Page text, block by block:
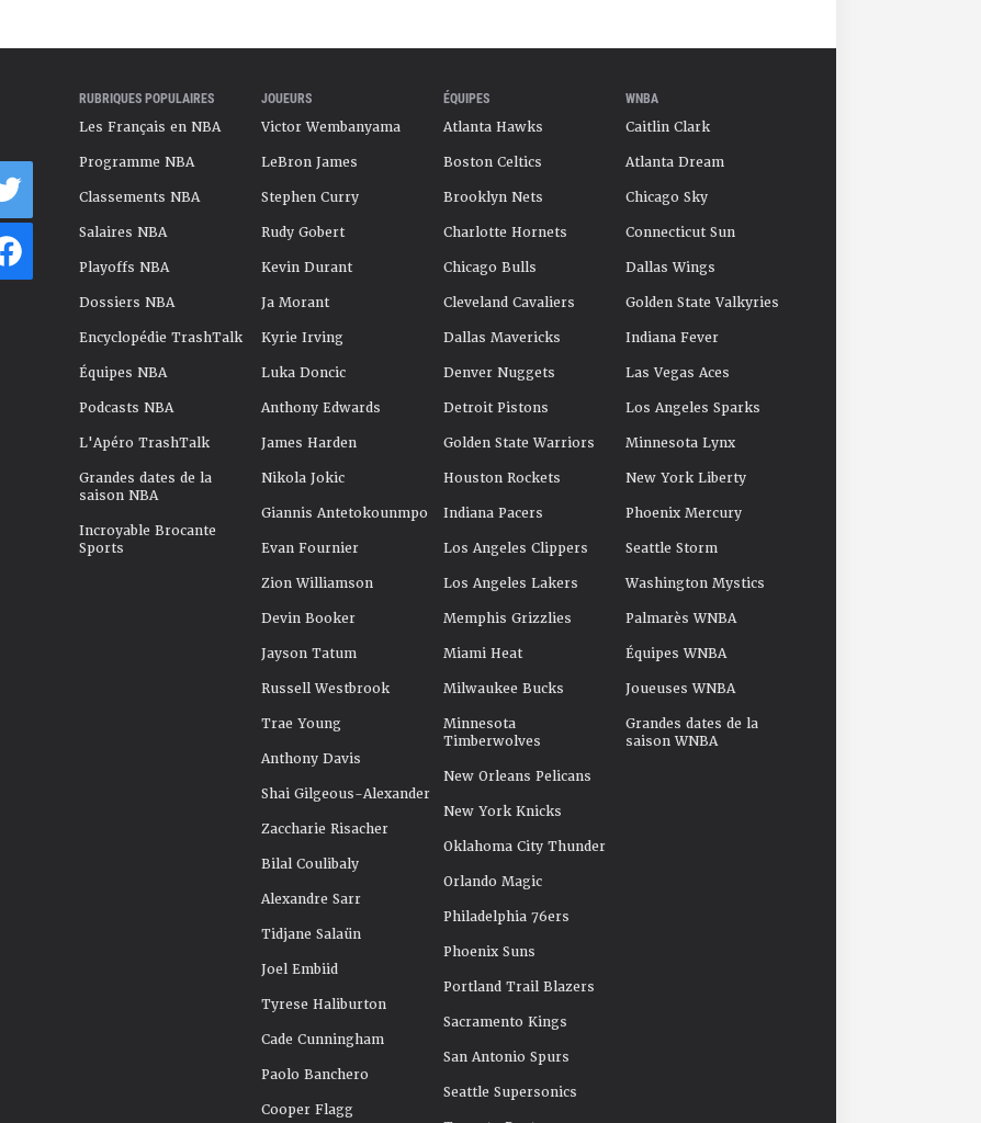
RUBRIQUES POPULAIRES
Les Français en NBA
Programme NBA
Classements NBA
Salaires NBA
Playoffs NBA
Dossiers NBA
Encyclopédie TrashTalk
Équipes NBA
Podcasts NBA
L'Apéro TrashTalk
Grandes dates de la
saison NBA
Incroyable Brocante
Sports
JOUEURS
Victor Wembanyama
LeBron James
Stephen Curry
Rudy Gobert
Kevin Durant
Ja Morant
Kyrie Irving
Luka Doncic
Anthony Edwards
James Harden
Nikola Jokic
Giannis Antetokounmpo
Evan Fournier
Zion Williamson
Devin Booker
Jayson Tatum
Russell Westbrook
Trae Young
Anthony Davis
Shai Gilgeous-Alexander
Zaccharie Risacher
Bilal Coulibaly
Alexandre Sarr
Tidjane Salaün
Joel Embiid
Tyrese Haliburton
Cade Cunningham
Paolo Banchero
Cooper Flagg
ÉQUIPES
Atlanta Hawks
Boston Celtics
Brooklyn Nets
Charlotte Hornets
Chicago Bulls
Cleveland Cavaliers
Dallas Mavericks
Denver Nuggets
Detroit Pistons
Golden State Warriors
Houston Rockets
Indiana Pacers
Los Angeles Clippers
Los Angeles Lakers
Memphis Grizzlies
Miami Heat
Milwaukee Bucks
Minnesota
Timberwolves
New Orleans Pelicans
New York Knicks
Oklahoma City Thunder
Orlando Magic
Philadelphia 76ers
Phoenix Suns
Portland Trail Blazers
Sacramento Kings
San Antonio Spurs
Seattle Supersonics
WNBA
Caitlin Clark
Atlanta Dream
Chicago Sky
Connecticut Sun
Dallas Wings
Golden State Valkyries
Indiana Fever
Las Vegas Aces
Los Angeles Sparks
Minnesota Lynx
New York Liberty
Phoenix Mercury
Seattle Storm
Washington Mystics
Palmarès WNBA
Équipes WNBA
Joueuses WNBA
Grandes dates de la
saison WNBA